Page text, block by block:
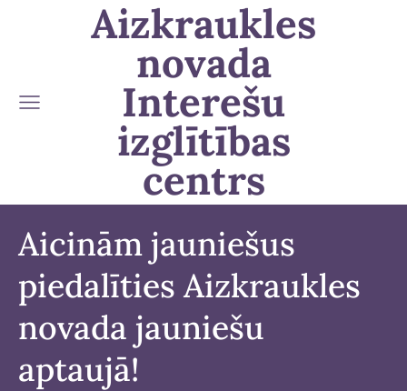
Aizkraukles
novada
Interešu
izglītības
centrs
Aicinām jauniešus
piedalīties Aizkraukles
novada jauniešu
aptaujā!